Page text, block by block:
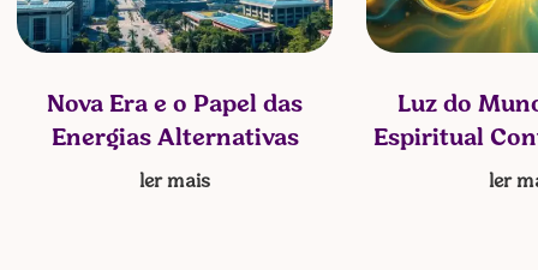
Nova Era e o Papel das
Energias Alternativas
ler mais
Luz do
Espiritual
ler